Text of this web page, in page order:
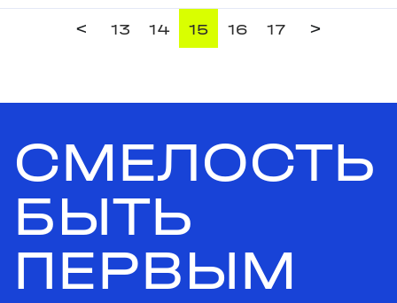
< 13 14 15 16 17 >
СМЕЛОСТЬ
БЫТЬ
ПЕРВЫМ